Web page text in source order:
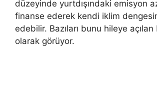
düzeyinde yurtdışındaki emisyon
finanse ederek kendi iklim
edebilir. Bazıları bunu hileye açılan
olarak görüyor.